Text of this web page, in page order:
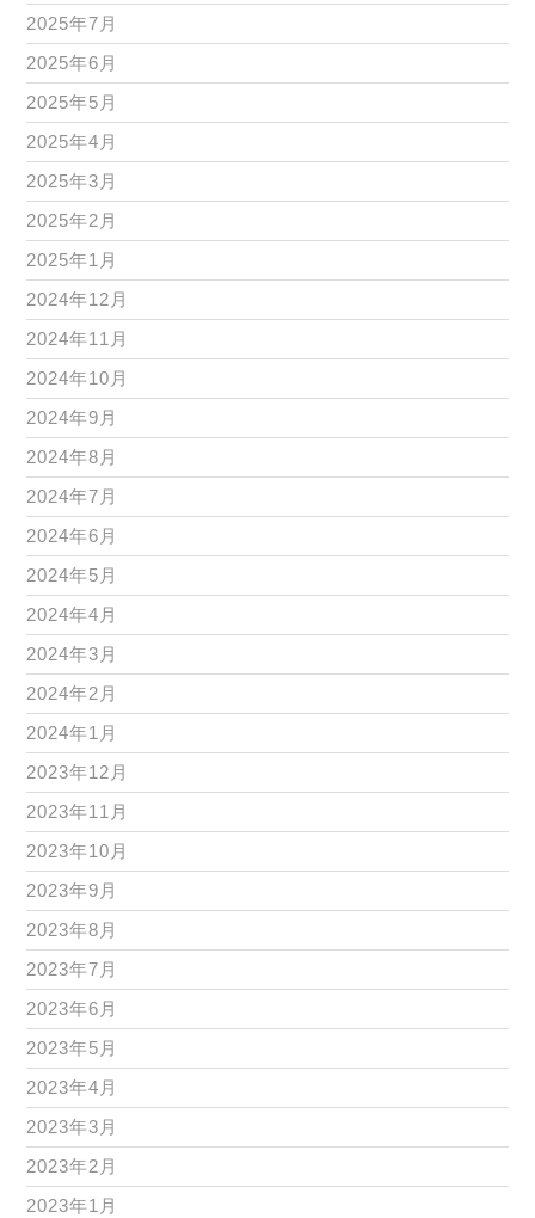
2025年7月
2025年6月
2025年5月
2025年4月
2025年3月
2025年2月
2025年1月
2024年12月
2024年11月
2024年10月
2024年9月
2024年8月
2024年7月
2024年6月
2024年5月
2024年4月
2024年3月
2024年2月
2024年1月
2023年12月
2023年11月
2023年10月
2023年9月
2023年8月
2023年7月
2023年6月
2023年5月
2023年4月
2023年3月
2023年2月
2023年1月